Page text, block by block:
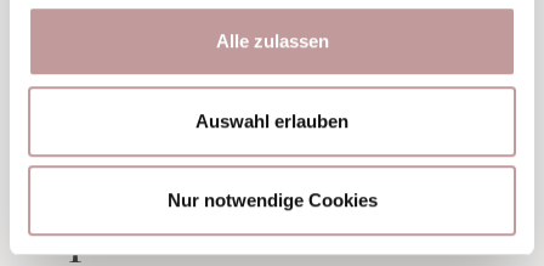
Alle zulassen
Auswahl erlauben
Nur notwendige Cookies
TUXERHOF-GEDANKE
Alpine Meditation